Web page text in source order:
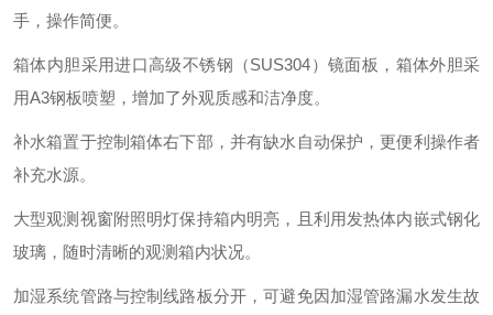
手，操作简便。
箱体内胆采用进口高级不锈钢（SUS304）镜面板，箱体外胆采
用A3钢板喷塑，增加了外观质感和洁净度。
补水箱置于控制箱体右下部，并有缺水自动保护，更便利操作者
补充水源。
大型观测视窗附照明灯保持箱内明亮，且利用发热体内嵌式钢化
玻璃，随时清晰的观测箱内状况。
加湿系统管路与控制线路板分开，可避免因加湿管路漏水发生故